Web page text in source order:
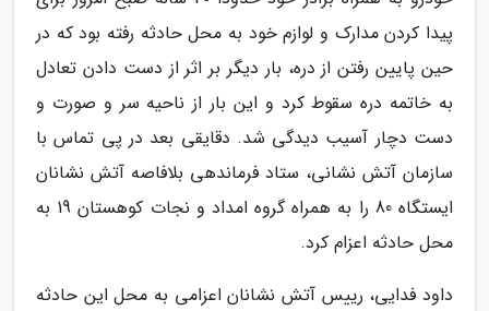
پیدا کردن مدارک و لوازم خود به محل حادثه رفته بود که در
حین پایین رفتن از دره، بار دیگر بر اثر از دست دادن تعادل
به خاتمه دره سقوط کرد و این بار از ناحیه سر و صورت و
دست دچار آسیب دیدگی شد. دقایقی بعد در پی تماس با
سازمان آتش نشانی، ستاد فرماندهی بلافاصه آتش نشانان
ایستگاه 80 را به همراه گروه امداد و نجات کوهستان 19 به
محل حادثه اعزام کرد.
داود فدایی، رییس آتش نشانان اعزامی به محل این حادثه